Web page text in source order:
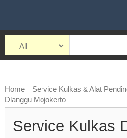
Home Service Kulkas & Alat
Dlanggu Mojokerto
Service Kulkas